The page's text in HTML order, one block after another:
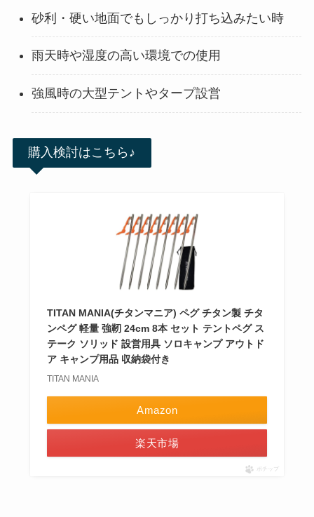
砂利・硬い地面でもしっかり打ち込みたい時
雨天時や湿度の高い環境での使用
強風時の大型テントやタープ設営
購入検討はこちら♪
TITAN MANIA(チタンマニア) ペグ チタン製 チタ
ンペグ 軽量 強靭 24cm 8本 セット テントペグ ス
テーク ソリッド 設営用具 ソロキャンプ アウトド
ア キャンプ用品 収納袋付き
TITAN MANIA
Amazon
楽天市場
ポチップ